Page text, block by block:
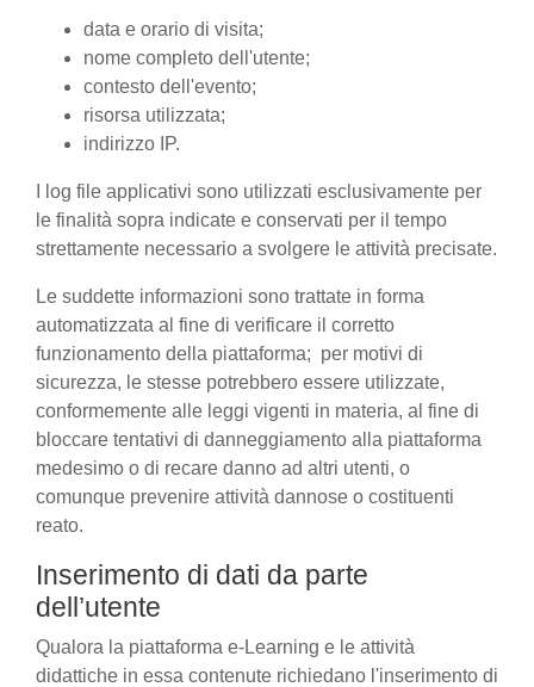
data e orario di visita;
nome completo dell'utente;
contesto dell'evento;
risorsa utilizzata;
indirizzo IP.
I log file applicativi sono utilizzati esclusivamente per
le finalità sopra indicate e conservati per il tempo
strettamente necessario a svolgere le attività precisate.
Le suddette informazioni sono trattate in forma
automatizzata al fine di verificare il corretto
funzionamento della piattaforma; per motivi di
sicurezza, le stesse potrebbero essere utilizzate,
conformemente alle leggi vigenti in materia, al fine di
bloccare tentativi di danneggiamento alla piattaforma
medesimo o di recare danno ad altri utenti, o
comunque prevenire attività dannose o costituenti
reato.
Inserimento di dati da parte
dell’utente
Qualora la piattaforma e-Learning e le attività
didattiche in essa contenute richiedano l'inserimento di